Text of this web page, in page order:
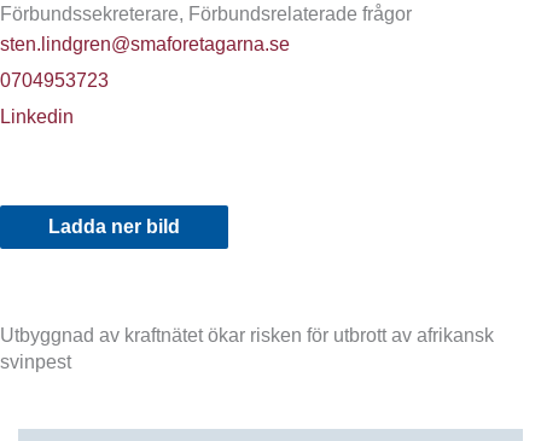
Förbundssekreterare, Förbundsrelaterade frågor
sten.lindgren@smaforetagarna.se
0704953723
Linkedin
Ladda ner bild
Utbyggnad av kraftnätet ökar risken för utbrott av afrikansk
svinpest